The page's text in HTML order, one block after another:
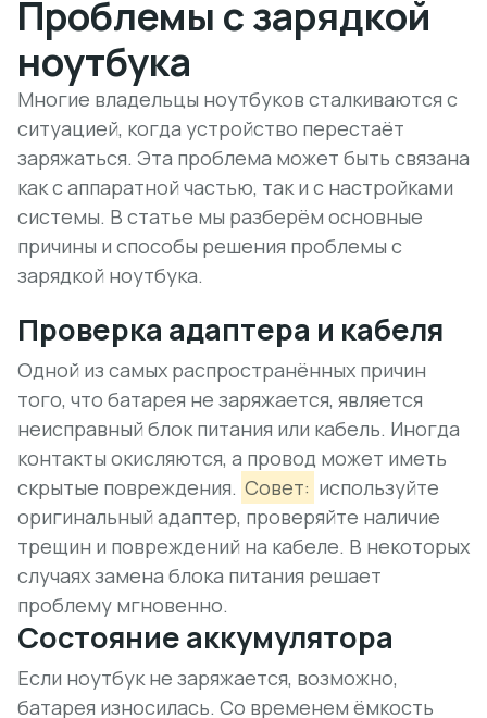
Проблемы с зарядкой
ноутбука
Многие владельцы ноутбуков сталкиваются с
ситуацией, когда устройство перестаёт
заряжаться. Эта проблема может быть связана
как с аппаратной частью, так и с настройками
системы. В статье мы разберём основные
причины и способы решения проблемы с
зарядкой ноутбука.
Проверка адаптера и кабеля
Одной из самых распространённых причин
того, что батарея не заряжается, является
неисправный блок питания или кабель. Иногда
контакты окисляются, а провод может иметь
скрытые повреждения. Совет: используйте
оригинальный адаптер, проверяйте наличие
трещин и повреждений на кабеле. В некоторых
случаях замена блока питания решает
проблему мгновенно.
Состояние аккумулятора
Если ноутбук не заряжается, возможно,
батарея износилась. Со временем ёмкость